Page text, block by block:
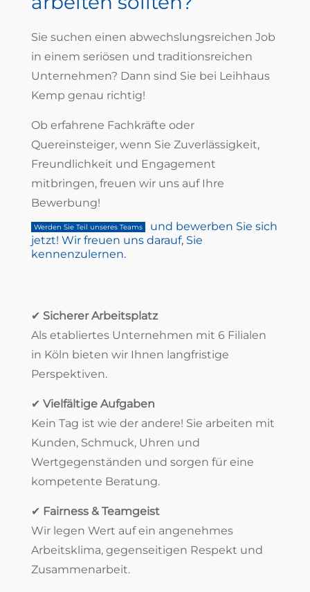
Sie suchen einen abwechslungsreichen Job
in einem seriösen und traditionsreichen
Unternehmen? Dann sind Sie bei Leihhaus
Kemp genau richtig!
Ob erfahrene Fachkräfte oder
Quereinsteiger, wenn Sie Zuverlässigkeit,
Freundlichkeit und Engagement
mitbringen, freuen wir uns auf Ihre
Bewerbung!
Werden Sie Teil unseres Teams
und bewerben Sie sich
jetzt! Wir freuen uns darauf, Sie
kennenzulernen.
✔ Sicherer Arbeitsplatz
Als etabliertes Unternehmen mit 6 Filialen
in Köln bieten wir Ihnen langfristige
Perspektiven.
✔ Vielfältige Aufgaben
Kein Tag ist wie der andere! Sie arbeiten mit
Kunden, Schmuck, Uhren und
Wertgegenständen und sorgen für eine
kompetente Beratung.
✔ Fairness & Teamgeist
Wir legen Wert auf ein angenehmes
Arbeitsklima, gegenseitigen Respekt und
Zusammenarbeit.